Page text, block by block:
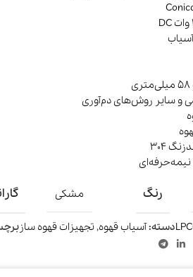
و سایر روش‌های دم‌آوری
نیمه‌حرفه‌ای
رنگ مشکی
دسته:آسیاب قهوه, تجهیزات قهوه ساز